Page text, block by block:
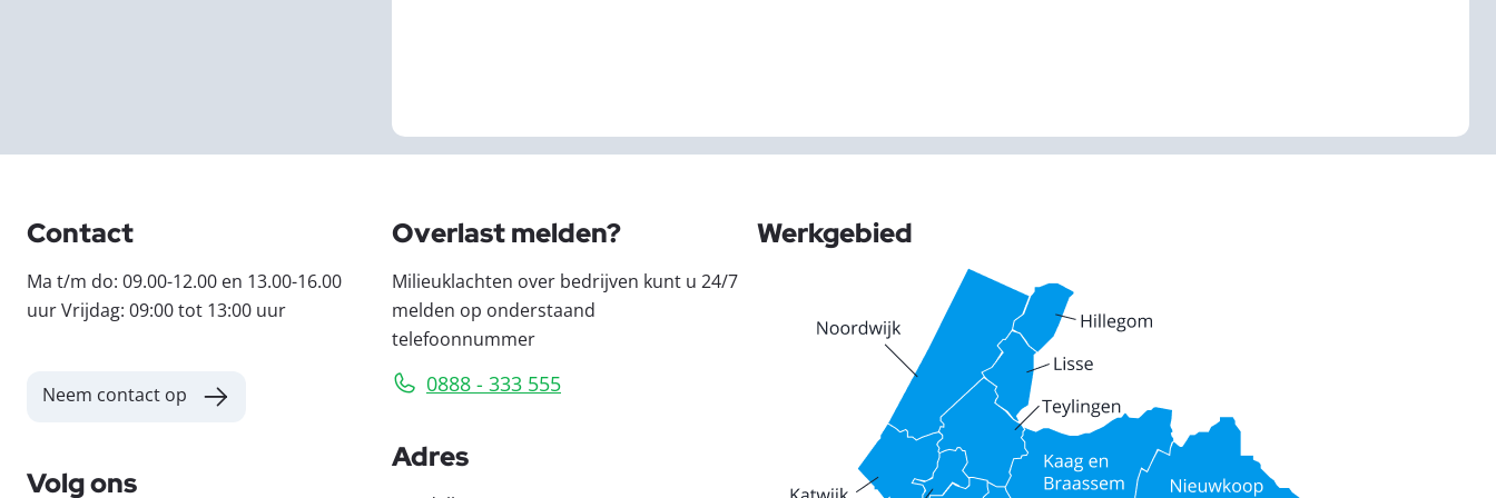
Contact
Ma t/m do: 09.00-12.00 en 13.00-16.00
uur Vrijdag: 09:00 tot 13:00 uur
Neem contact op
Volg ons
Overlast melden?
Milieuklachten over bedrijven kunt u 24/7
melden op onderstaand
telefoonnummer
0888 - 333 555
Adres
Werkgebied